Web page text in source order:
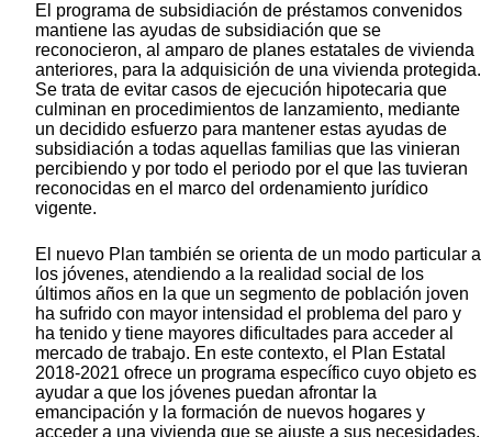
El programa de subsidiación de préstamos convenidos
mantiene las ayudas de subsidiación que se
reconocieron, al amparo de planes estatales de vivienda
anteriores, para la adquisición de una vivienda protegida.
Se trata de evitar casos de ejecución hipotecaria que
culminan en procedimientos de lanzamiento, mediante
un decidido esfuerzo para mantener estas ayudas de
subsidiación a todas aquellas familias que las vinieran
percibiendo y por todo el periodo por el que las tuvieran
reconocidas en el marco del ordenamiento jurídico
vigente.
El nuevo Plan también se orienta de un modo particular a
los jóvenes, atendiendo a la realidad social de los
últimos años en la que un segmento de población joven
ha sufrido con mayor intensidad el problema del paro y
ha tenido y tiene mayores dificultades para acceder al
mercado de trabajo. En este contexto, el Plan Estatal
2018-2021 ofrece un programa específico cuyo objeto es
ayudar a que los jóvenes puedan afrontar la
emancipación y la formación de nuevos hogares y
acceder a una vivienda que se ajuste a sus necesidades,